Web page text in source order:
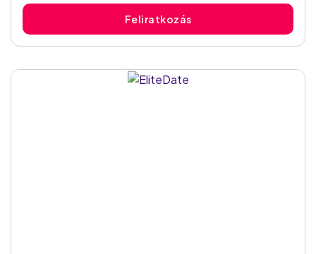
kell aktiválni a fiókod, és már bent is vagy! Az oldal
üzemeltetnek társkeresőket, és most elértek
ugyanakkor a...
Feliratkozás